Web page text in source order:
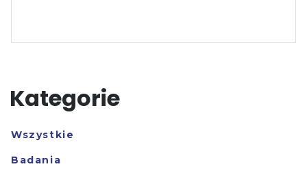
Kategorie
Wszystkie
Badania